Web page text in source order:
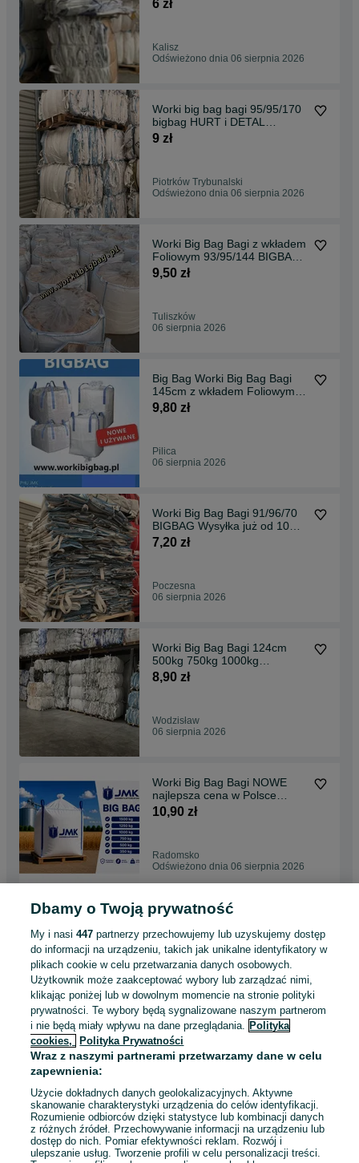
6 zł
Kalisz
Odświeżono dnia 06 sierpnia 2026
Worki big bag bagi 95/95/170
bigbag HURT i DETAL
Wysylka od 10 sztuk
9 zł
Piotrków Trybunalski
Odświeżono dnia 06 sierpnia 2026
Worki Big Bag Bagi z wkładem
Foliowym 93/95/144 BIGBAG
Kukurydza CCM
9,50 zł
Tuliszków
06 sierpnia 2026
Big Bag Worki Big Bag Bagi
145cm z wkładem Foliowym
CCM BigBag
9,80 zł
Pilica
06 sierpnia 2026
Worki Big Bag Bagi 91/96/70
BIGBAG Wysyłka już od 10
sztuk kurier 24h
7,20 zł
Poczesna
06 sierpnia 2026
Worki Big Bag Bagi 124cm
500kg 750kg 1000kg
WYSYLKA cała PL 24h
8,90 zł
Wodzisław
06 sierpnia 2026
Worki Big Bag Bagi NOWE
najlepsza cena w Polsce
BIGBAG Hurt i Detal
10,90 zł
Radomsko
Odświeżono dnia 06 sierpnia 2026
Worki big bag bagi 500kg
750kg 1000kg bigbag wklad
folia Kukurydza CCM
9,50 zł
Radomsko
Odświeżono dnia 06 sierpnia 2026
Mauzer Zbiornik 1000L
paletopojemnik jak Nowy na
Detal
Radomsko
Odświeżono dnia 06 sierpnia 2026
Dbamy o Twoją prywatność
My i nasi447 partnerzy przechowujemy lub uzyskujemy dostęp
do informacji na urządzeniu, takich jak unikalne identyfikatory w
plikach cookie w celu przetwarzania danych osobowych.
Użytkownik może zaakceptować wybory lub zarządzać nimi,
klikając poniżej lub w dowolnym momencie na stronie polityki
prywatności. Te wybory będą sygnalizowane naszym partnerom
i nie będą miały wpływu na dane przeglądania. Polityka
cookies,
Polityka Prywatności
Wraz z naszymi partnerami przetwarzamy dane w celu
zapewnienia:
Użycie dokładnych danych geolokalizacyjnych. Aktywne
skanowanie charakterystyki urządzenia do celów identyfikacji.
Rozumienie odbiorców dzięki statystyce lub kombinacji danych
z różnych źródeł. Przechowywanie informacji na urządzeniu lub
dostęp do nich. Pomiar efektywności reklam. Rozwój i
ulepszanie usług. Tworzenie profili w celu personalizacji treści.